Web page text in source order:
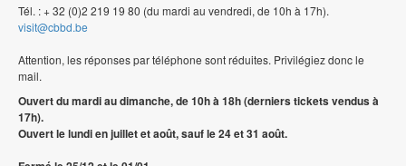
Tél. : + 32 (0)2 219 19 80 (du mardi au vendredi, de 10h à 17h).
visit@cbbd.be
Attention, les réponses par téléphone sont réduites. Privilégiez donc le
mail.
Ouvert du mardi au dimanche, de 10h à 18h (derniers tickets vendus à
17h).
Ouvert le lundi en juillet et août, sauf le 24 et 31 août.